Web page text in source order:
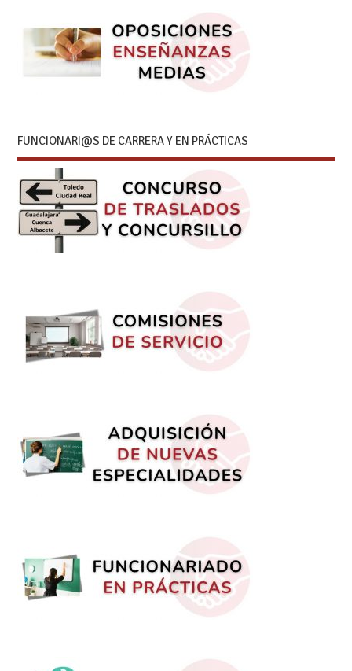
FUNCIONARI@S DE CARRERA Y EN PRÁCTICAS